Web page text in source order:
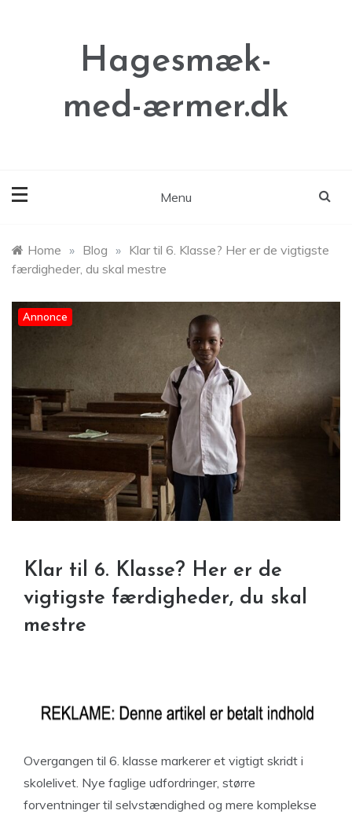
Hagesmæk-
med-ærmer.dk
Menu
Home » Blog » Klar til 6. Klasse? Her er de vigtigste
færdigheder, du skal mestre
Annonce
Klar til 6. Klasse? Her er de
vigtigste færdigheder, du skal
mestre
Overgangen til 6. klasse markerer et vigtigt skridt i
skolelivet. Nye faglige udfordringer, større
forventninger til selvstændighed og mere komplekse